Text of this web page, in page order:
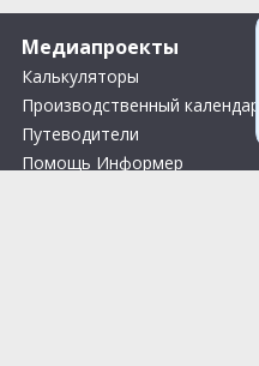
Медиапроекты
Калькуляторы
Производственный календарь
Путеводители
Помощь Информер